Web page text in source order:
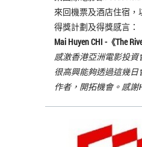
來回機票及酒店住宿，
得獎計劃及得獎感言：
Mai Huyen CHI -《The
感激香港亞洲電影投資
很高興能夠透過這幾
作者，開拓機會。感謝